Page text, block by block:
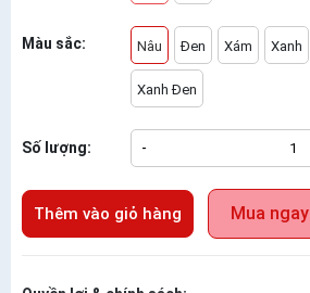
Màu sắc: Nâu Đen Xám Xanh
Xanh Đen
Số lượng: -
Thêm vào giỏ hàng Mua ngay